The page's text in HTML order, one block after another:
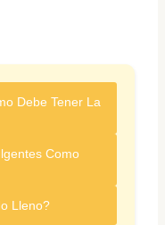
Debe Tener La
Como
Lleno?